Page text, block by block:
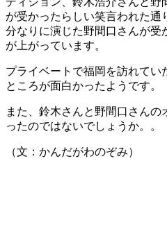
が受かったらしい笑言われた通
分なりに演じた野間口さんが
が上がっています。
プライベートで福岡を訪れてい
ところが面白かったようです。
また、鈴木さんと野間口さん
ったのではないでしょうか。。
（文：かんだがわのぞみ）